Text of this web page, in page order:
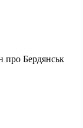
Бердянськ